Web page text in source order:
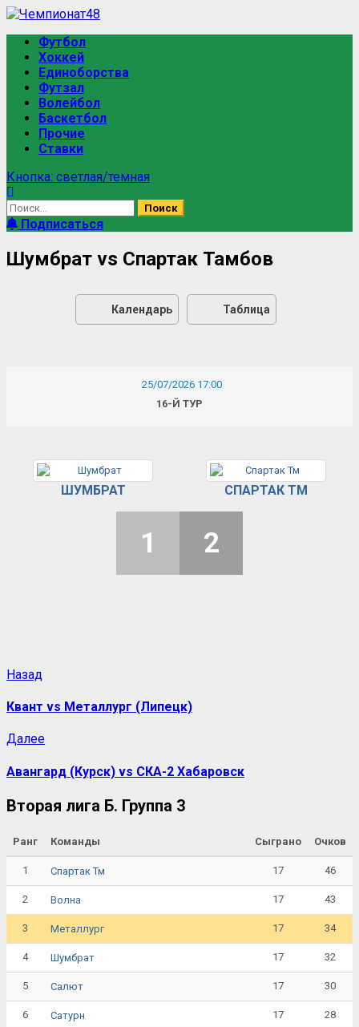
Футбол
Хоккей
Единоборства
Футзал
Волейбол
Баскетбол
Прочие
Ставки
Кнопка: светлая/темная
Подписаться
Шумбрат vs Спартак Тамбов
Календарь Таблица
25/07/2026 17:00
16-Й ТУР
ШУМБРАТ СПАРТАК ТМ
1 2
Назад
Квант vs Металлург (Липецк)
Далее
Авангард (Курск) vs СКА-2 Хабаровск
Вторая лига Б. Группа 3
Ранг Команды Сыграно Очков
1 Спартак Тм 17 46
2 Волна 17 43
3 Металлург 17 34
4 Шумбрат 17 32
5 Салют 17 30
6 Сатурн 17 28